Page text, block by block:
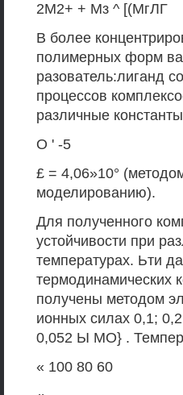
2М2+ + Мз ^ [(МгЛГ
В более
полимерных форм
разователь:лиганд
процессов
различные
О ' -5
£ = 4,06»10°
моделированию).
Для полученного
устойчивости при
температурах. Ьти
термодинамических
получены методом
ионных силах 0,1;
0,052 Ы МО} .
« 100 80 60